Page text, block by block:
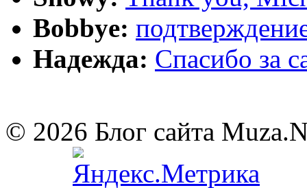
Bobbye:
Надежда: Cпасибо за
© 2026 Блог сайта